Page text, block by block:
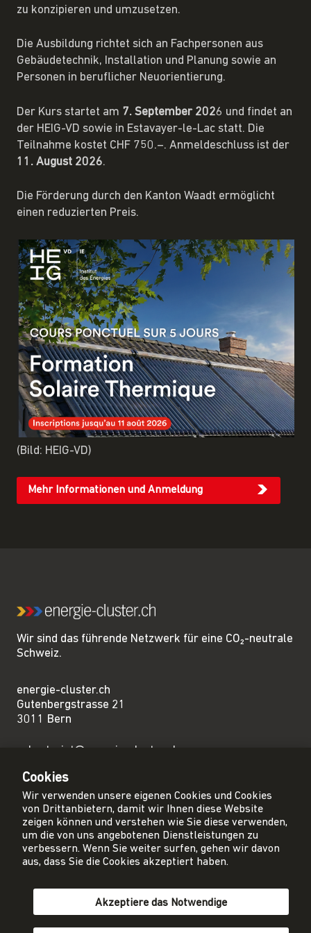
zu konzipieren und umzusetzen.
Die Ausbildung richtet sich an Fachpersonen aus
Gebäudetechnik, Installation und Planung sowie an
Personen in beruflicher Neuorientierung.
Der Kurs startet am 7. September 2026 und findet an
der HEIG-VD sowie in Estavayer-le-Lac statt. Die
Teilnahme kostet CHF 750.–. Anmeldeschluss ist der
11. August 2026.
Die Förderung durch den Kanton Waadt ermöglicht
einen reduzierten Preis.
(Bild: HEIG-VD)
Mehr Informationen und Anmeldung
Wir sind das führende Netzwerk für eine CO₂-neutrale
Schweiz.
energie-cluster.ch
Gutenbergstrasse 21
3011 Bern
sekretariat@energie-cluster.ch
Privacy Policy
Impressum
AGB
Mitglied werden
Cookies
Wir verwenden unsere eigenen Cookies und Cookies
von Drittanbietern, damit wir Ihnen diese Website
zeigen können und verstehen wie Sie diese verwenden,
um die von uns angebotenen Dienstleistungen zu
verbessern. Wenn Sie weiter surfen, gehen wir davon
aus, dass Sie die Cookies akzeptiert haben.
Akzeptiere das Notwendige